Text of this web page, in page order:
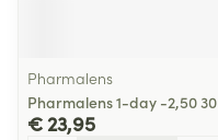
Pharmalens
Pharmalens 1-day -2,50 30
€ 23,95